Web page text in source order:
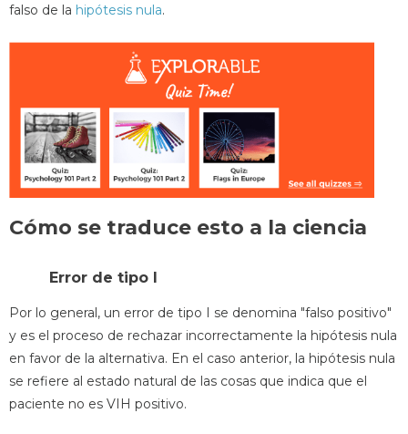
falso de la hipótesis nula.
Cómo se traduce esto a la ciencia
Error de tipo I
Por lo general, un error de tipo I se denomina "falso positivo"
y es el proceso de rechazar incorrectamente la hipótesis nula
en favor de la alternativa. En el caso anterior, la hipótesis nula
se refiere al estado natural de las cosas que indica que el
paciente no es VIH positivo.